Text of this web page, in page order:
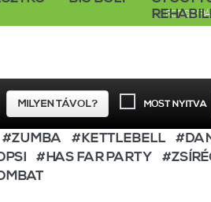
MOST NYITVA
#ZUMBA #KETTLEBELL
#HAS FAR PARTY